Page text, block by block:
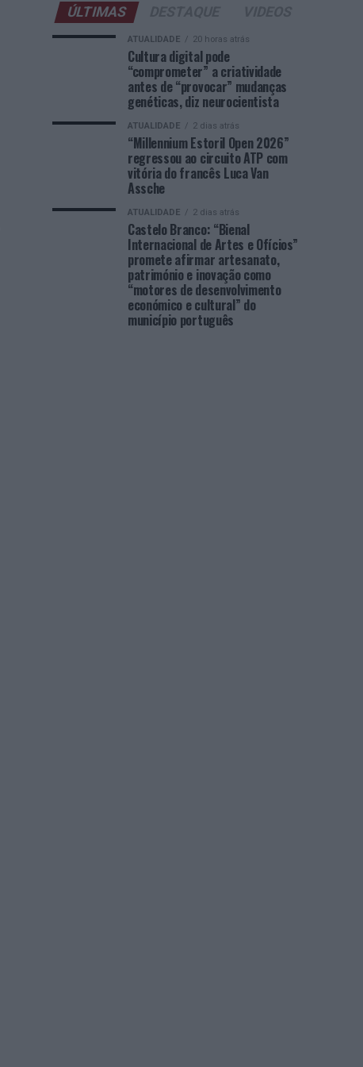
ÚLTIMAS
ATUALIDADE 20 horas atrás
Cultura digital pode
“comprometer” a criatividade
antes de “provocar” mudanças
genéticas, diz neurocientista
ATUALIDADE 2 dias atrás
“Millennium Estoril Open 2026”
regressou ao circuito ATP com
vitória do francês Luca Van
Assche
ATUALIDADE 2 dias atrás
Castelo Branco: “Bienal
Internacional de Artes e Ofícios”
promete afirmar artesanato,
património e inovação como
“motores de desenvolvimento
económico e cultural” do
município português